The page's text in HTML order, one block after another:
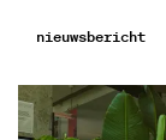
nieuwsbericht